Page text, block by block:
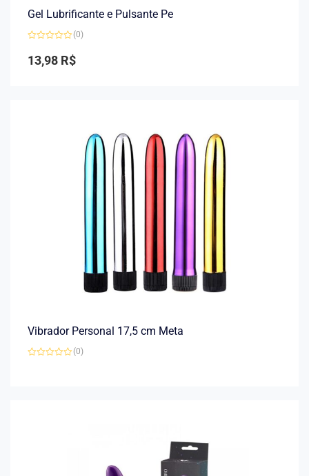
Gel Lubrificante e Pulsante Pe
0
de
(0)
13,98 R$
Vibrador Personal 17,5 cm Meta
(0)